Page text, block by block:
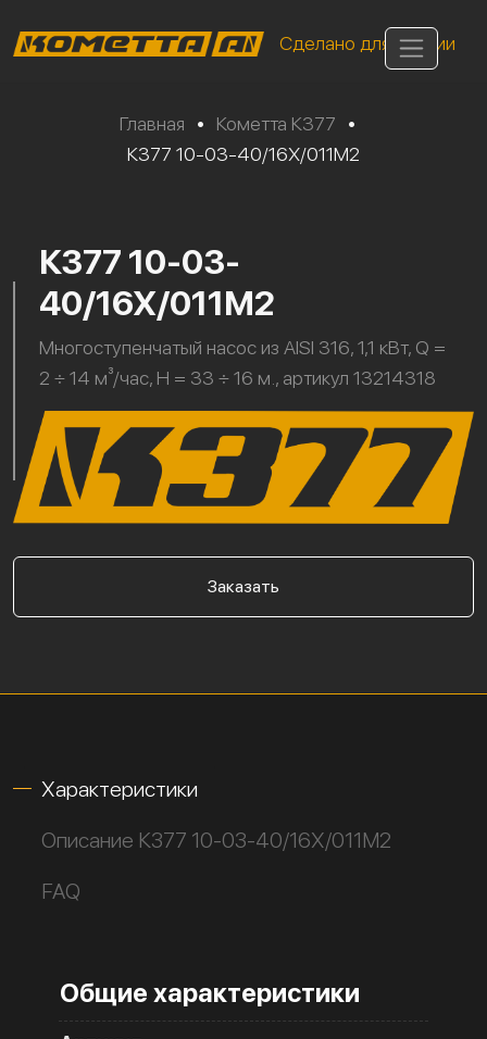
Сделано для России
Главная • Кометта К377
•
К377 10-03-40/16Х/011М2
К377 10-03-
40/16Х/011М2
Многоступенчатый насос из AISI 316, 1,1 кВт, Q =
2 ÷ 14 м³/час, H = 33 ÷ 16 м., артикул 13214318
Заказать
Характеристики
Описание К377 10-03-40/16Х/011М2
FAQ
Общие характеристики